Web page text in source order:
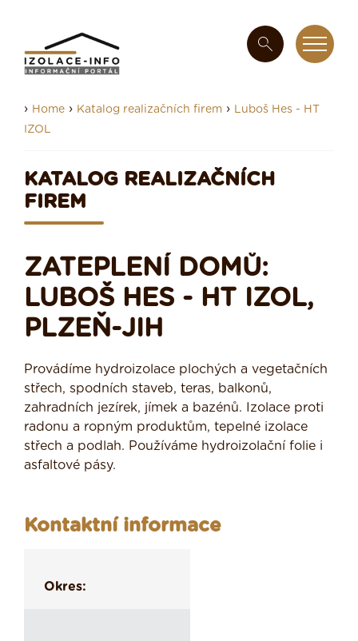
› Home › Katalog realizačních firem › Luboš Hes - HT
IZOL
KATALOG REALIZAČNÍCH
FIREM
ZATEPLENÍ DOMŮ:
LUBOŠ HES - HT IZOL,
PLZEŇ-JIH
Provádíme hydroizolace plochých a vegetačních
střech, spodních staveb, teras, balkonů,
zahradních jezírek, jímek a bazénů. Izolace proti
radonu a ropným produktům, tepelné izolace
střech a podlah. Používáme hydroizolační folie i
asfaltové pásy.
Kontaktní informace
Okres: